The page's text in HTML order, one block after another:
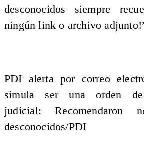
desconocidos siempre
ningún link o archivo
PDI alerta por correo
simula ser una orden de
judicial: Recomendaron
desconocidos/PDI